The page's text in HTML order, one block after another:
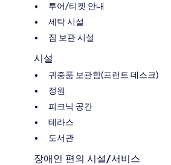
투어/티켓 안내
세탁 시설
짐 보관 시설
시설
귀중품 보관함(프런트 데스크)
정원
피크닉 공간
테라스
도서관
장애인 편의 시설/서비스